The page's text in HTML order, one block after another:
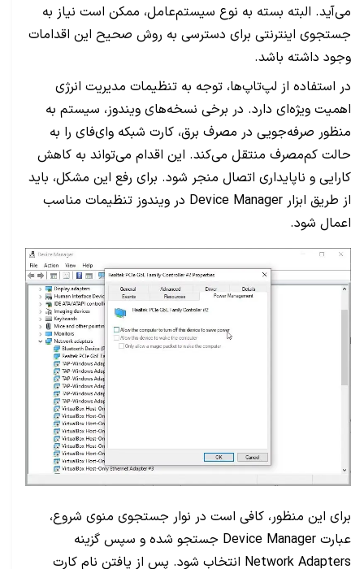
می‌آید. البته بسته به نوع سیستم‌عامل، ممکن است نیاز به
جستجوی اینترنتی برای دسترسی به روش صحیح این اقدامات
وجود داشته باشد.
در استفاده از لپ‌تاپ‌ها، توجه به تنظیمات مدیریت انرژی
اهمیت ویژه‌ای دارد. در برخی نسخه‌های ویندوز، سیستم به
منظور صرفه‌جویی در مصرف برق، کارت شبکه وای‌فای را به
حالت کم‌مصرف منتقل می‌کند. این اقدام می‌تواند به کاهش
کارایی و ناپایداری اتصال منجر شود. برای رفع این مشکل، باید
از طریق ابزار Device Manager در ویندوز تنظیمات مناسب
اعمال شود.
برای این منظور، کافی است در نوار جستجوی منوی شروع،
عبارت Device Manager جستجو شده و سپس گزینه
Network Adapters انتخاب شود. پس از یافتن نام کارت